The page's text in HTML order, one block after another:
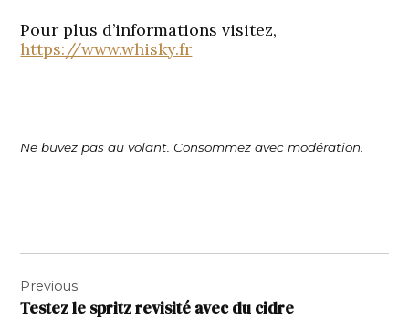
Pour plus d’informations visitez,
https://www.whisky.fr
Ne buvez pas au volant. Consommez avec modération.
de
Previous
Testez le spritz revisité avec du cidre